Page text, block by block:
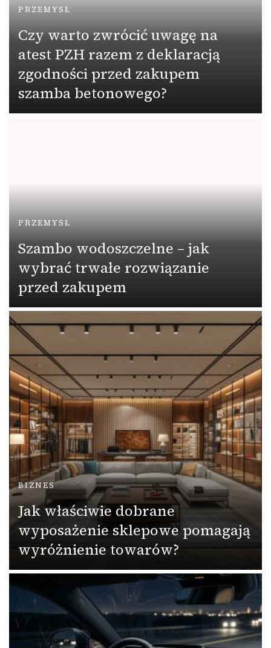
PRZEMYSŁ
Czy warto zwrócić uwagę na
atest PZH razem z deklaracją
zgodności przed zakupem
szamba betonowego?
PRZEMYSŁ
Szambo wodoszczelne – jak
wybrać trwałe rozwiązanie
przed zakupem
BIZNES
Jak właściwie dobrane
wyposażenie sklepowe pomagają
wyróżnienie towarów?